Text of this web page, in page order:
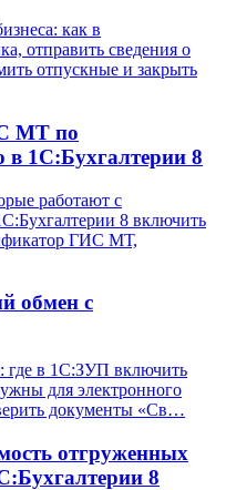
как в
отправить сведения о
отпускные и закрыть
МТ по
1С:Бухгалтерии 8
работают с
8 включить
ГИС МТ,
обмен с
где в 1С:ЗУП включить
для электронного
документы «Св…
отгруженных
8